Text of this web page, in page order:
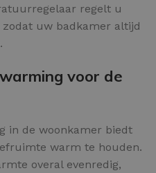
regelt u
uw badkamer altijd
voor de
in de woonkamer biedt
warm te houden.
overal evenredig,